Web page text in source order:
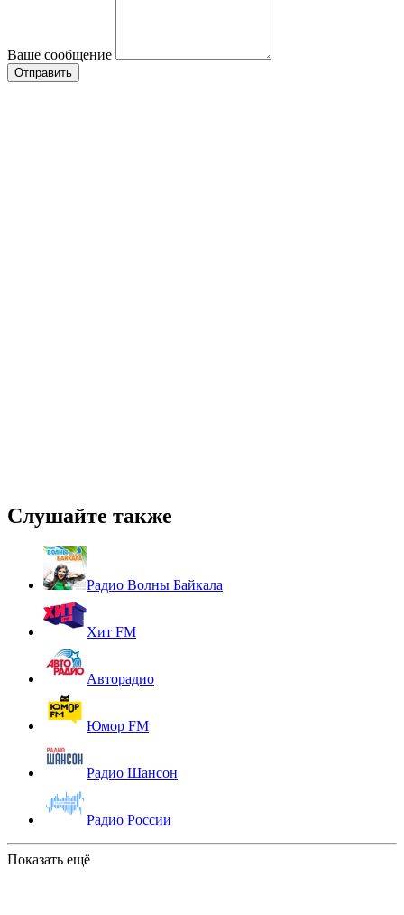
Ваше сообщение
Слушайте также
Радио Волны Байкала
Хит FM
Авторадио
Юмор FM
Радио Шансон
Радио России
Показать ещё